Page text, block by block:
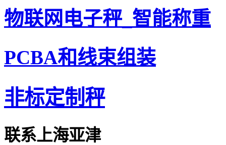
物联网电子秤_智能称重
PCBA和线束组装
非标定制秤
联系上海亚津